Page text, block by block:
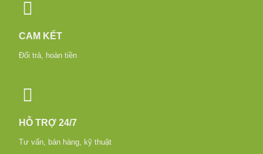
CAM KẾT
Đổi trả, hoàn tiền
HỖ TRỢ 24/7
Tư vấn, bán hàng, kỹ thuật